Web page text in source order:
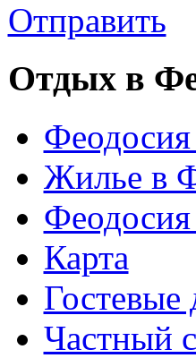
Отправить
Отдых в
Жилье в
Карта
Гостевые
Частный